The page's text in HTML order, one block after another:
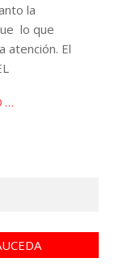
la
lo que
atención. El